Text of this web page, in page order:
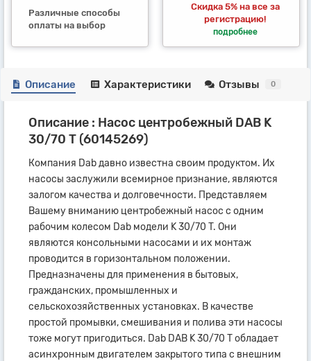
Различные способы
оплаты на выбор
Скидка 5% на все за
регистрацию!
подробнее
Описание Характеристики Отзывы 0
Описание : Насос центробежный DAB K
30/70 T (60145269)
Компания Dab давно известна своим продуктом. Их
насосы заслужили всемирное признание, являются
залогом качества и долговечности. Представляем
Вашему вниманию центробежный насос с одним
рабочим колесом Dab модели K 30/70 T. Они
являются консольными насосами и их монтаж
проводится в горизонтальном положении.
Предназначены для применения в бытовых,
гражданских, промышленных и
сельскохозяйственных установках. В качестве
простой промывки, смешивания и полива эти насосы
тоже могут пригодиться. Dab DAB K 30/70 T обладает
асинхронным двигателем закрытого типа с внешним